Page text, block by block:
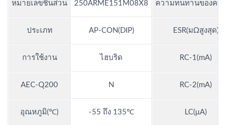
หมายเลขชิ้นส่วน 250ARME151M08X8 ความทนทานของคว
ประเภท AP-CON(DIP) ESR(มΩสูงสุด)
การใช้งาน ไฮบริด RC-1(mA)
AEC-Q200 N RC-2(mA)
อุณหภูมิ(℃) -55 ถึง 135℃ LC(μA)